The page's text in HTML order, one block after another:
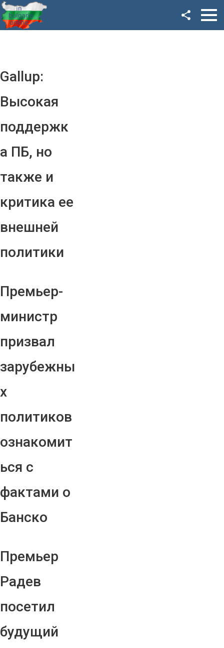
Gallup:
Высокая
поддержк
а ПБ, но
также и
критика ее
внешней
политики
Премьер-
министр
призвал
зарубежны
х
политиков
ознакомит
ься с
фактами о
Банско
Премьер
Радев
посетил
будущий